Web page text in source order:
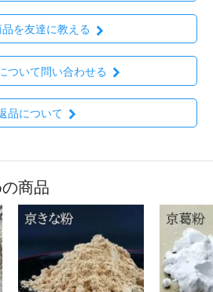
を友達に教える
ついて問い合わせる
品について
商品